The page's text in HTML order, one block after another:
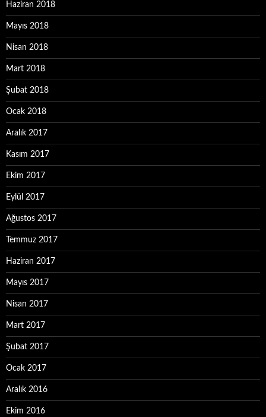
Haziran 2018
Mayıs 2018
Nisan 2018
Mart 2018
Şubat 2018
Ocak 2018
Aralık 2017
Kasım 2017
Ekim 2017
Eylül 2017
Ağustos 2017
Temmuz 2017
Haziran 2017
Mayıs 2017
Nisan 2017
Mart 2017
Şubat 2017
Ocak 2017
Aralık 2016
Ekim 2016